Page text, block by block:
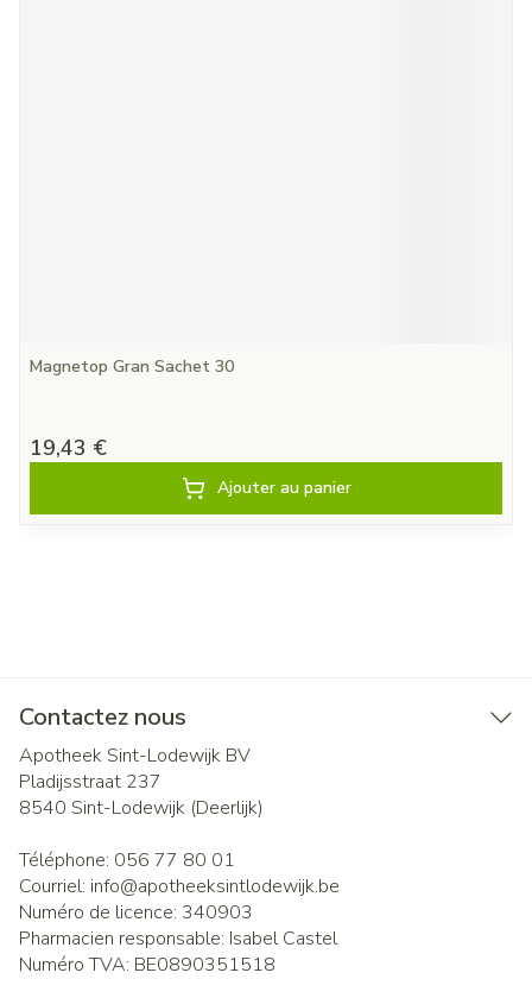
Magnetop Gran Sachet 30
19,43 €
Ajouter au panier
Contactez nous
Apotheek Sint-Lodewijk BV
Pladijsstraat 237
8540 Sint-Lodewijk (Deerlijk)
Téléphone: 056 77 80 01
Courriel: info@apotheeksintlodewijk.be
Numéro de licence: 340903
Pharmacien responsable: Isabel Castel
Numéro TVA: BE0890351518